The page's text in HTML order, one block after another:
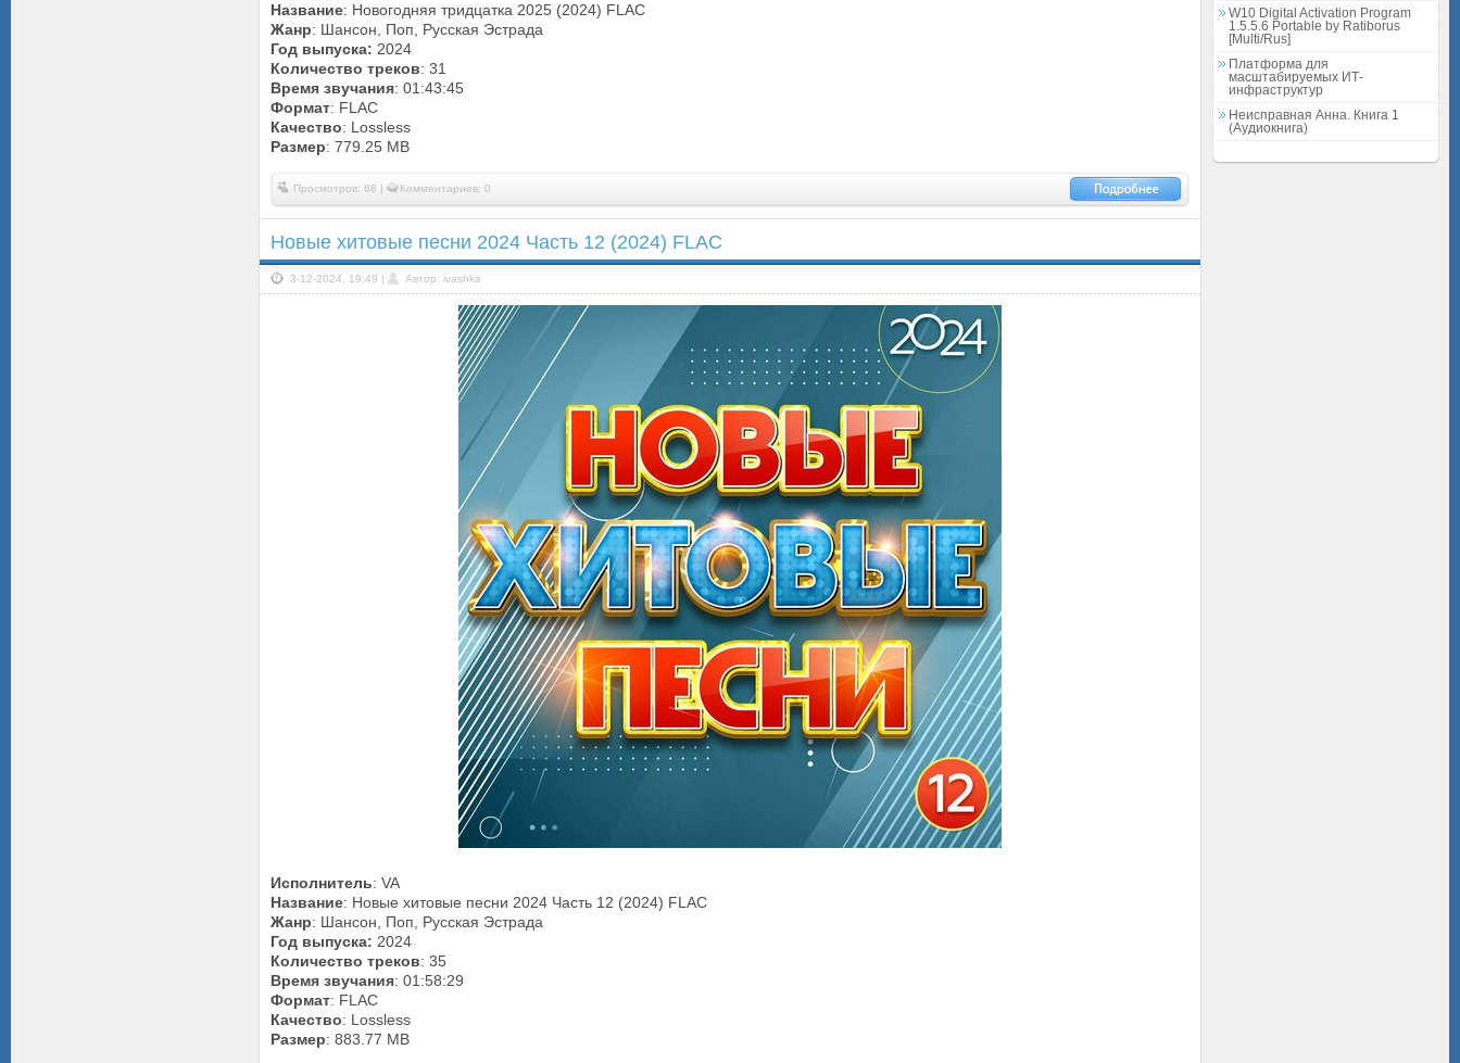
Название: Новогодняя тридцатка 2025 (2024) FLAC
Жанр: Шансон, Поп, Русская Эстрада
Год выпуска: 2024
Количество треков: 31
Время звучания: 01:43:45
Формат: FLAC
Качество: Lossless
Размер: 779.25 MB
Просмотров: 68 | Комментариев: 0
Новые хитовые песни 2024 Часть 12 (2024) FLAC
3-12-2024, 19:49 | Автор: ivashka
Исполнитель: VA
Название: Новые хитовые песни 2024 Часть 12 (2024) FLAC
Жанр: Шансон, Поп, Русская Эстрада
Год выпуска: 2024
Количество треков: 35
Время звучания: 01:58:29
Формат: FLAC
Качество: Lossless
Размер: 883.77 MB
W10 Digital Activation Program
1.5.5.6 Portable by Ratiborus
[Multi/Rus]
Платформа для
масштабируемых ИТ-
инфраструктур
Неисправная Анна. Книга 1
(Аудиокнига)